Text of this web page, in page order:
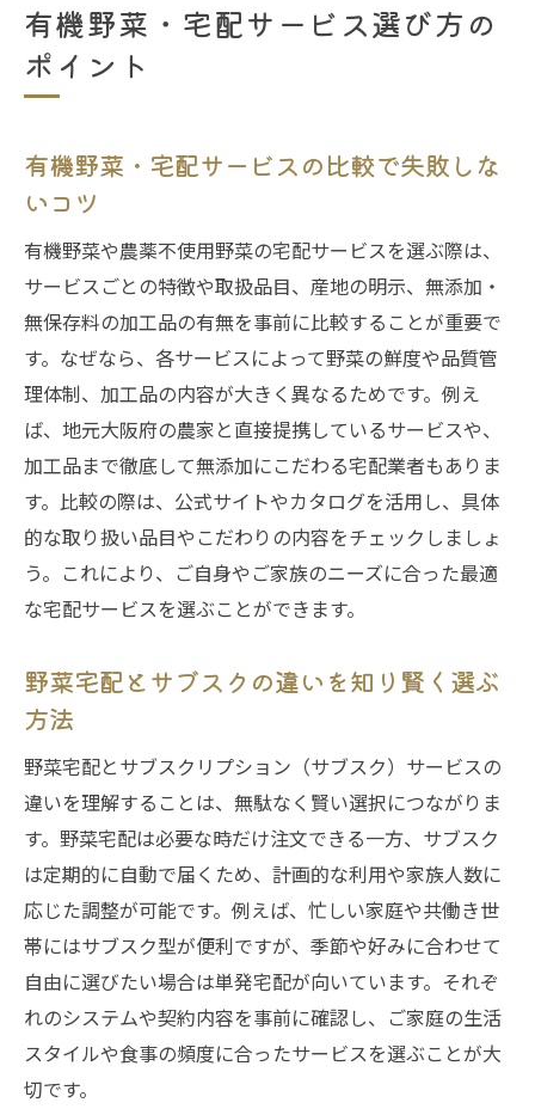
有機野菜・宅配サービス選び方の
ポイント
有機野菜・宅配サービスの比較で失敗しな
いコツ
有機野菜や農薬不使用野菜の宅配サービスを選ぶ際は、
サービスごとの特徴や取扱品目、産地の明示、無添加・
無保存料の加工品の有無を事前に比較することが重要で
す。なぜなら、各サービスによって野菜の鮮度や品質管
理体制、加工品の内容が大きく異なるためです。例え
ば、地元大阪府の農家と直接提携しているサービスや、
加工品まで徹底して無添加にこだわる宅配業者もありま
す。比較の際は、公式サイトやカタログを活用し、具体
的な取り扱い品目やこだわりの内容をチェックしましょ
う。これにより、ご自身やご家族のニーズに合った最適
な宅配サービスを選ぶことができます。
野菜宅配とサブスクの違いを知り賢く選ぶ
方法
野菜宅配とサブスクリプション（サブスク）サービスの
違いを理解することは、無駄なく賢い選択につながりま
す。野菜宅配は必要な時だけ注文できる一方、サブスク
は定期的に自動で届くため、計画的な利用や家族人数に
応じた調整が可能です。例えば、忙しい家庭や共働き世
帯にはサブスク型が便利ですが、季節や好みに合わせて
自由に選びたい場合は単発宅配が向いています。それぞ
れのシステムや契約内容を事前に確認し、ご家庭の生活
スタイルや食事の頻度に合ったサービスを選ぶことが大
切です。